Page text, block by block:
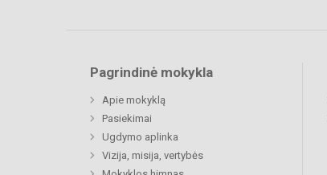
Pagrindinė mokykla
Apie mokyklą
Pasiekimai
Ugdymo aplinka
Vizija, misija, vertybės